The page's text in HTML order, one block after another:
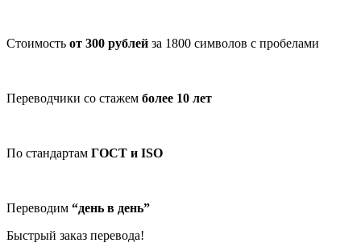
Стоимость от 300 рублей за 1800 символов с пробелами
Переводчики со стажем более 10 лет
По стандартам ГОСТ и ISO
Переводим “день в день”
Быстрый заказ перевода!